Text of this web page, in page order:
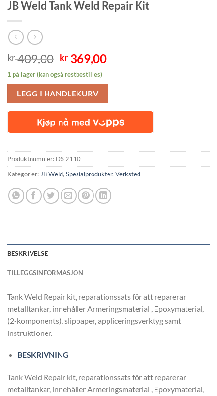
JB Weld Tank Weld Repair Kit
kr409,00 Opprinnelig
pris
var:
kr 409,00.
kr 369,00Nåværende
er:
1 på lager (kan også restbestilles)
LEGG I HANDLEKURV
Produktnummer: DS 2110
Kategorier: JB Weld, Spesialprodukter, Verksted
BESKRIVELSE
TILLEGGSINFORMASJON
Tank Weld Repair kit, reparationssats för att reparerar
metalltankar, innehåller Armeringsmaterial , Epoxymaterial,
(2-komponents), slippaper, appliceringsverktyg samt
instruktioner.
BESKRIVNING
Tank Weld Repair kit, reparationssats för att reparerar
metalltankar, innehåller Armeringsmaterial , Epoxymaterial,